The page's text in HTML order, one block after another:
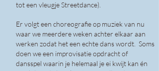
tot een vleugje Streetdance).
Er volgt een choreografie op muziek van nu
waar we meerdere weken achter elkaar aan
werken zodat het een echte dans wordt. Soms
doen we een improvisatie opdracht of
dansspel waarin je helemaal je ei kwijt kan én